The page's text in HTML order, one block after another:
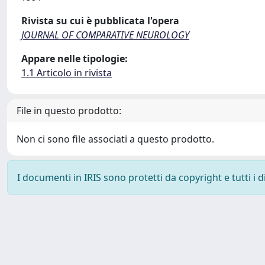
Rivista su cui è pubblicata l'opera
JOURNAL OF COMPARATIVE NEUROLOGY
Appare nelle tipologie:
1.1 Articolo in rivista
File in questo prodotto:
Non ci sono file associati a questo prodotto.
I documenti in IRIS sono protetti da copyright e tutti i